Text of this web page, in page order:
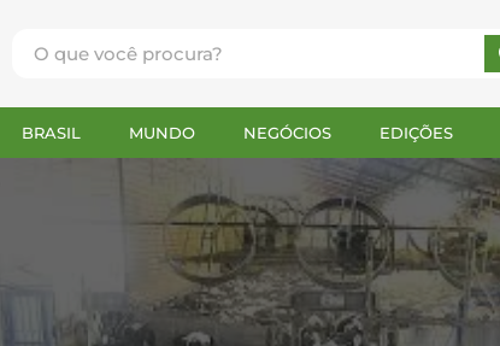
BRASIL MUNDO NEGÓCIOS EDIÇÕES